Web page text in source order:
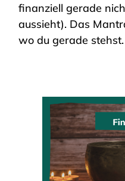
finanziell gerade
aussieht). Das
wo du gerade stehst.